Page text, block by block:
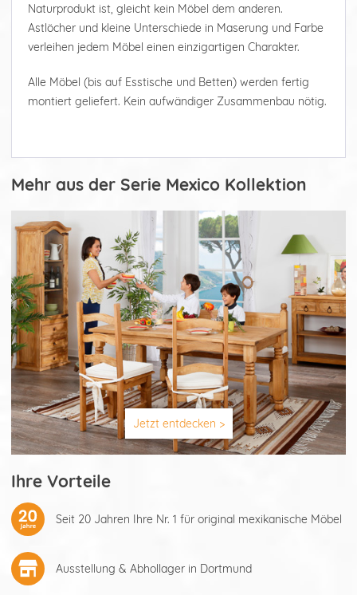
Naturprodukt ist, gleicht kein Möbel dem anderen.
Astlöcher und kleine Unterschiede in Maserung und Farbe
verleihen jedem Möbel einen einzigartigen Charakter.
Alle Möbel (bis auf Esstische und Betten) werden fertig
montiert geliefert. Kein aufwändiger Zusammenbau nötig.
Mehr aus der Serie Mexico Kollektion
Jetzt entdecken >
Ihre Vorteile
Seit 20 Jahren Ihre Nr. 1 für original mexikanische Möbel
Ausstellung & Abhollager in Dortmund